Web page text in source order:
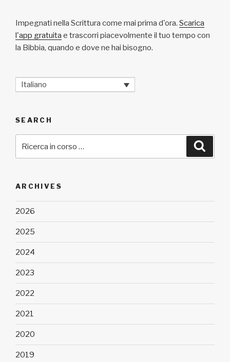
Impegnati nella Scrittura come mai prima d'ora. Scarica
l'app gratuita e trascorri piacevolmente il tuo tempo con
la Bibbia, quando e dove ne hai bisogno.
Italiano
SEARCH
ARCHIVES
2026
2025
2024
2023
2022
2021
2020
2019